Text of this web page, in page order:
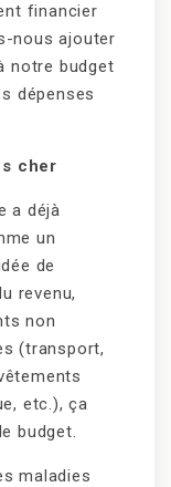
financier
nous ajouter
notre budget
dépenses
cher
a déjà
un
de
revenu,
non
(transport,
etc.), ça
budget.
maladies